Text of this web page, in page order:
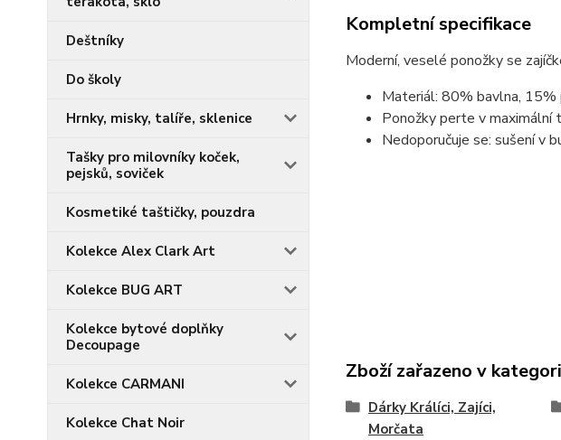
Deštníky
Do školy
Hrnky, misky, talíře, sklenice
Tašky pro milovníky koček,
pejsků, soviček
Kosmetiké taštičky, pouzdra
Kolekce Alex Clark Art
Kolekce BUG ART
Kolekce bytové doplňky
Decoupage
Kolekce CARMANI
Kolekce Chat Noir
Kompletní specifikace
Moderní, veselé ponožky se
Materiál: 80% bavlna,
Ponožky perte v
Nedoporučuje se: sušení v
Zboží zařazeno v
Dárky Králíci, Zajíci,
Morčata